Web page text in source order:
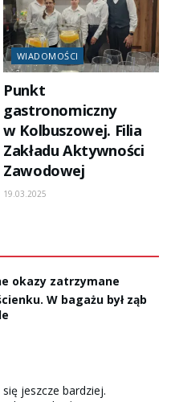
WIADOMOŚCI
Punkt
gastronomiczny
w Kolbuszowej. Filia
Zakładu Aktywności
Zawodowej
19.03.2025
okazy zatrzymane
W bagażu był ząb
jeszcze bardziej.